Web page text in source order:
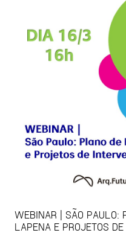
WEBINAR | SÃO PAULO:
LAPENA E PROJETOS